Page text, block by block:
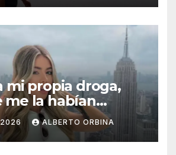
e Israel
mi propia droga,
me la habían
qué declaró
ante la
ALBERTO ORBINA